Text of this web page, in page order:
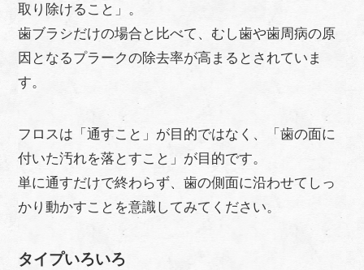
取り除けること」。
歯ブラシだけの場合と比べて、むし歯や歯周病の原
因となるプラークの除去率が高まるとされていま
す。
フロスは「通すこと」が目的ではなく、「歯の面に
付いた汚れを落とすこと」が目的です。
単に通すだけで終わらず、歯の側面に沿わせてしっ
かり動かすことを意識してみてください。
タイプいろいろ